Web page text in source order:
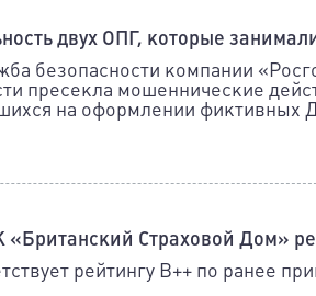
двух ОПГ, которые
безопасности компании
пресекла мошеннические
на оформлении
«Британский Страховой Дом»
рейтингу B++ по ранее